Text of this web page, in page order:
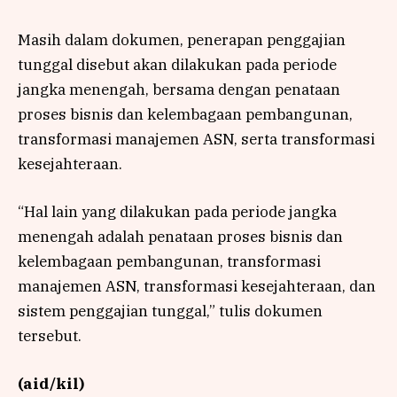
Masih dalam dokumen, penerapan penggajian
tunggal disebut akan dilakukan pada periode
jangka menengah, bersama dengan penataan
proses bisnis dan kelembagaan pembangunan,
transformasi manajemen ASN, serta transformasi
kesejahteraan.
“Hal lain yang dilakukan pada periode jangka
menengah adalah penataan proses bisnis dan
kelembagaan pembangunan, transformasi
manajemen ASN, transformasi kesejahteraan, dan
sistem penggajian tunggal,” tulis dokumen
tersebut.
(aid/kil)